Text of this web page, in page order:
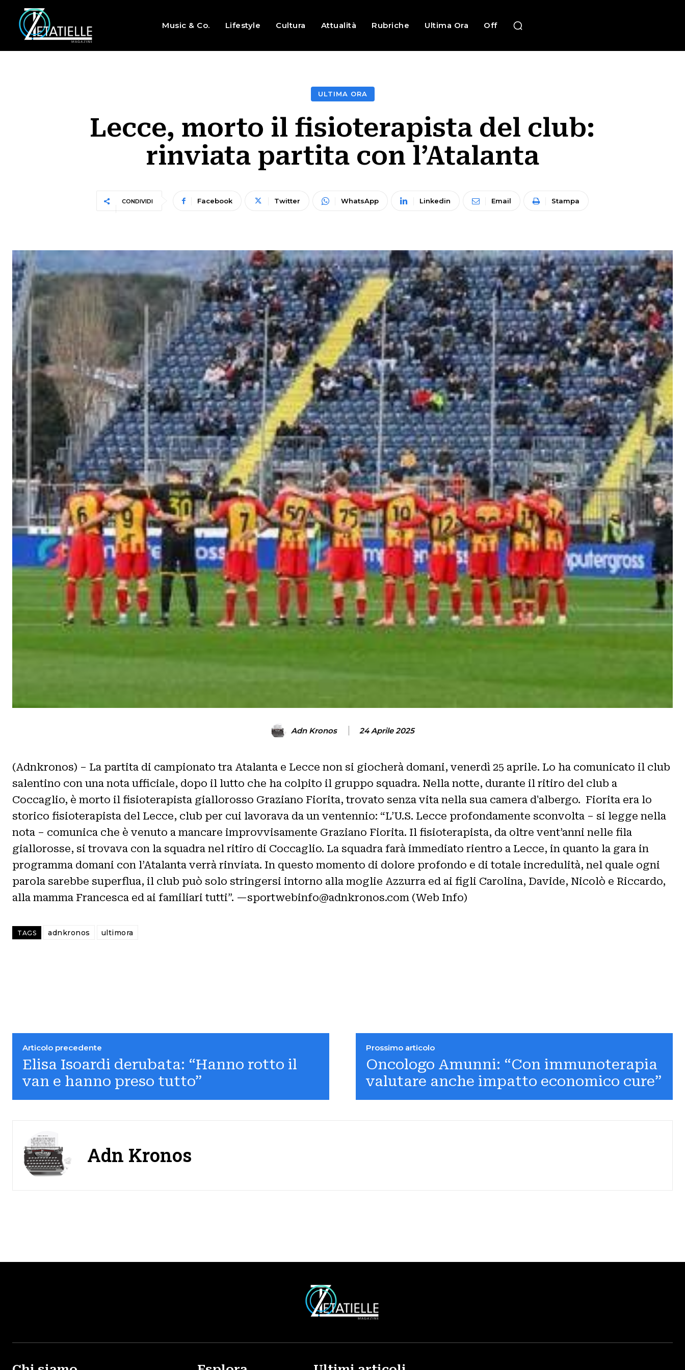
Music & Co. Lifestyle Cultura Attualità Rubriche Ultima Ora Off
ULTIMA ORA
Lecce, morto il fisioterapista del club:
rinviata partita con l’Atalanta
CONDIVIDI Facebook Twitter WhatsApp Linkedin Email Stampa
Adn Kronos 24 Aprile 2025
(Adnkronos) – La partita di campionato tra Atalanta e Lecce non si giocherà domani, venerdì 25 aprile. Lo ha comunicato il club
salentino con una nota ufficiale, dopo il lutto che ha colpito il gruppo squadra. Nella notte, durante il ritiro del club a
Coccaglio, è morto il fisioterapista giallorosso Graziano Fiorita, trovato senza vita nella sua camera d'albergo. Fiorita era lo
storico fisioterapista del Lecce, club per cui lavorava da un ventennio: “L’U.S. Lecce profondamente sconvolta – si legge nella
nota – comunica che è venuto a mancare improvvisamente Graziano Fiorita. Il fisioterapista, da oltre vent’anni nelle fila
giallorosse, si trovava con la squadra nel ritiro di Coccaglio. La squadra farà immediato rientro a Lecce, in quanto la gara in
programma domani con l’Atalanta verrà rinviata. In questo momento di dolore profondo e di totale incredulità, nel quale ogni
parola sarebbe superflua, il club può solo stringersi intorno alla moglie Azzurra ed ai figli Carolina, Davide, Nicolò e Riccardo,
alla mamma Francesca ed ai familiari tutti”. —sportwebinfo@adnkronos.com (Web Info)
TAGS adnkronos ultimora
Articolo precedente
Elisa Isoardi derubata: “Hanno rotto il
van e hanno preso tutto”
Prossimo articolo
Oncologo Amunni: “Con immunoterapia
valutare anche impatto economico cure”
Adn Kronos